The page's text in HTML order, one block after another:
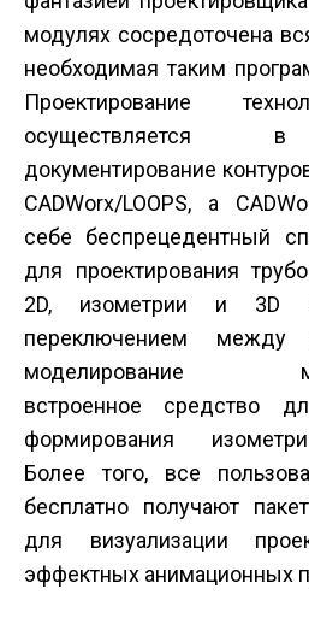
модулях сосредоточена
необходимая таким
Проектирование
осуществляется в
документирование
CADWorx/LOOPS, а
себе беспрецедентный
для проектирования
2D, изометрии и 3D с
переключением между
моделирование
встроенное средство
формирования
Более того, все
бесплатно получают
для визуализации
эффектных анимационных